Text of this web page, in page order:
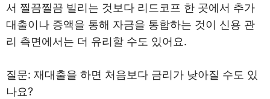
서 찔끔찔끔 빌리는 것보다 리드코프 한 곳에서 추가
대출이나 증액을 통해 자금을 통합하는 것이 신용 관
리 측면에서는 더 유리할 수도 있어요.
질문: 재대출을 하면 처음보다 금리가 낮아질 수도 있
나요?